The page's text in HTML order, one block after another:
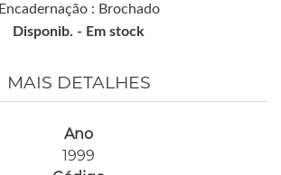
Encadernação : Brochado
Disponib. - Em stock
MAIS DETALHES
Ano
1999